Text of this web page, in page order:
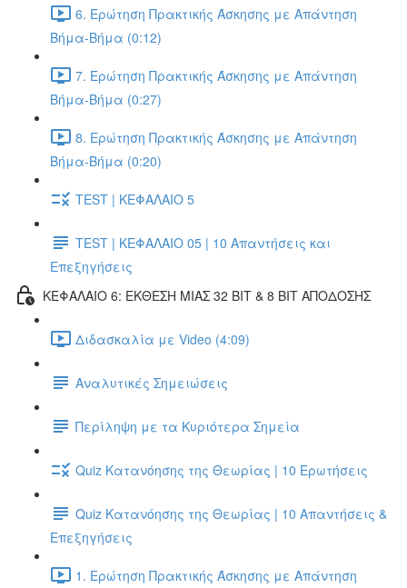
6. Ερώτηση Πρακτικής Άσκησης με Απάντηση
Βήμα-Βήμα (0:12)
7. Ερώτηση Πρακτικής Άσκησης με Απάντηση
Βήμα-Βήμα (0:27)
8. Ερώτηση Πρακτικής Άσκησης με Απάντηση
Βήμα-Βήμα (0:20)
TEST | ΚΕΦΑΛΑΙΟ 5
TEST | ΚΕΦΑΛΑΙΟ 05 | 10 Απαντήσεις και
Επεξηγήσεις
ΚΕΦΑΛΑΙΟ 6: ΕΚΘΕΣΗ ΜΙΑΣ 32 BIT & 8 BIT ΑΠΟΔΟΣΗΣ
Διδασκαλία με Video (4:09)
Αναλυτικές Σημειώσεις
Περίληψη με τα Κυριότερα Σημεία
Quiz Κατανόησης της Θεωρίας | 10 Ερωτήσεις
Quiz Κατανόησης της Θεωρίας | 10 Απαντήσεις &
Επεξηγήσεις
1. Ερώτηση Πρακτικής Άσκησης με Απάντηση